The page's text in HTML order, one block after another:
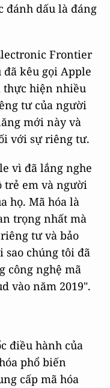
đánh dấu là đáng
Frontier
kêu gọi Apple
thực hiện nhiều
tư của người
mới này và
với sự riêng tư.
vì đã lắng nghe
trẻ em và người
họ. Mã hóa là
trọng nhất mà
tư và bảo
chúng tôi đã
công nghệ mã
vào năm 2019".
điều hành của
phổ biến
cấp mã hóa